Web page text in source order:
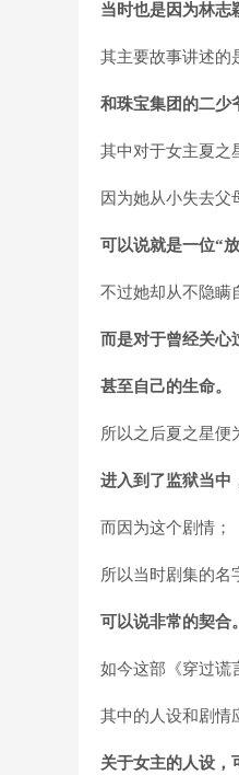
当时也是因为林志
其主要故事讲述的
和珠宝集团的二少
其中对于女主夏之
因为她从小失去父
可以说就是一位“
不过她却从不隐瞒
而是对于曾经关心
甚至自己的生命。
所以之后夏之星便
进入到了监狱当中
而因为这个剧情；
所以当时剧集的名
可以说非常的契合。
如今这部《穿过谎
其中的人设和剧情
关于女主的人设，